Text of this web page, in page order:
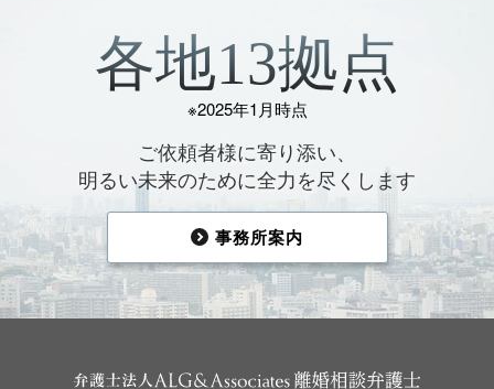
各地13拠点
※2025年1月時点
ご依頼者様に寄り添い、
明るい未来のために全力を尽くします
事務所案内